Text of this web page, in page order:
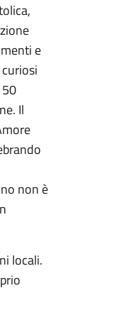
e
Il
non è
locali.